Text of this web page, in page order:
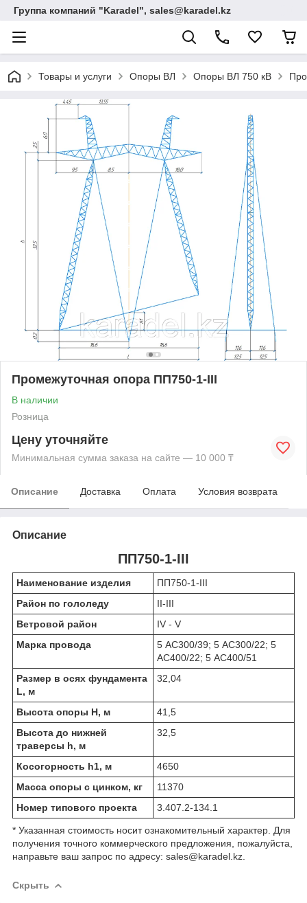
Группа компаний "Karadel", sales@karadel.kz
Товары и услуги Опоры ВЛ Опоры ВЛ 750 кВ
Промежуточная опора ПП750-1-III
В наличии
Розница
Цену уточняйте
Минимальная сумма заказа на сайте — 10 000 ₸
Описание Доставка Оплата Условия возврата
Описание
ПП750-1-III
Наименование изделия
ПП750-1-III
Район по гололеду
II-III
Ветровой район
IV - V
Марка провода
5 АС300/39; 5 АС300/22; 5
АС400/22; 5 АС400/51
Размер в осях фундамента
L, м
32,04
Высота опоры Н, м
41,5
Высота до нижней
траверсы h, м
32,5
Косогорность h1, м
4650
Масса опоры с цинком, кг
11370
Номер типового проекта
3.407.2-134.1
* Указанная стоимость носит ознакомительный характер. Для
получения точного коммерческого предложения, пожалуйста,
направьте ваш запрос по адресу: sales@karadel.kz.
Скрыть